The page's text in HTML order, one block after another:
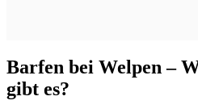
Barfen bei Welpen –
gibt es?